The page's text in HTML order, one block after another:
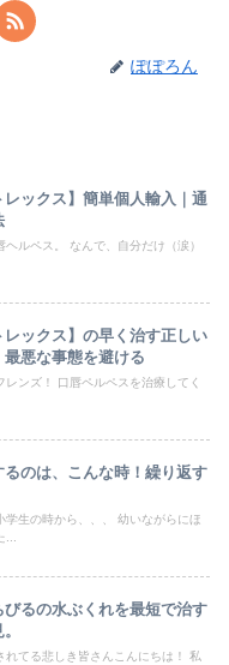
ぽぽろん
ックス】簡単個人輸入｜通
ルペス。 なんで、自分だけ（涙）
ックス】の早く治す正しい
悪な事態を避ける
ンズ！ 口唇ペルペスを治療してく
のは、こんな時！繰り返す
学生の時から、、、 幼いながらにほ
びるの水ぶくれを最短で治す
れてる悲しき皆さんこんにちは！ 私